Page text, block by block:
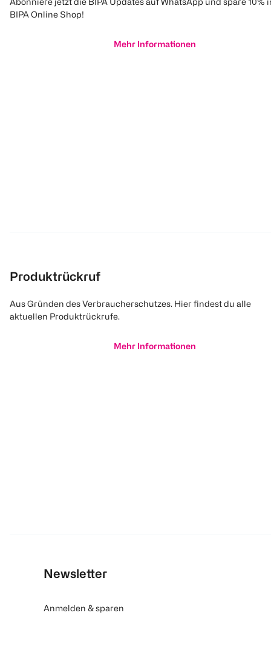
BIPA Online Shop!
Mehr Informationen
Produktrückruf
Aus Gründen des Verbraucherschutzes. Hier findest du alle
aktuellen Produktrückrufe.
Mehr Informationen
Newsletter
Anmelden & sparen